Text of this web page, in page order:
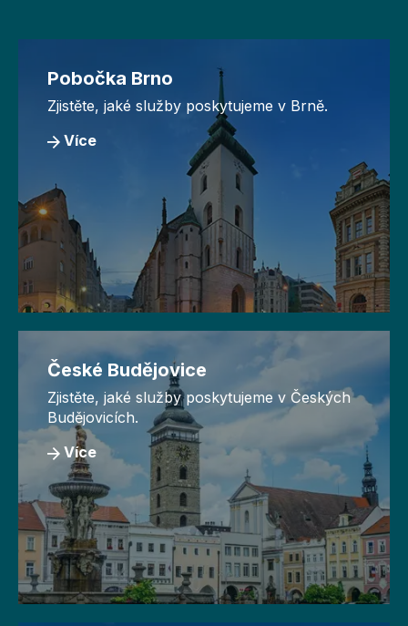
Pobočka Brno
Zjistěte, jaké služby poskytujeme v Brně.
Více
České Budějovice
Zjistěte, jaké služby poskytujeme v Českých
Budějovicích.
Více